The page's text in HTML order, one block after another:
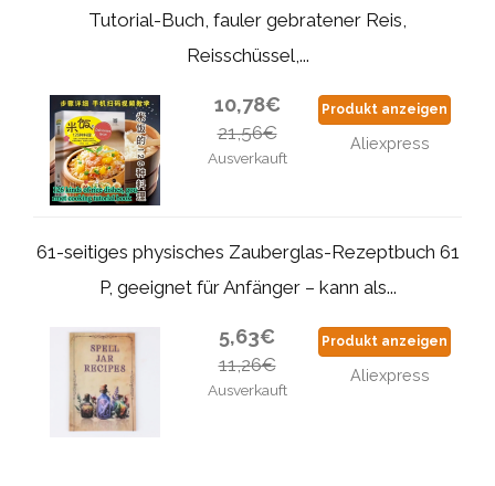
Tutorial-Buch, fauler gebratener Reis,
Reisschüssel,...
10,78€
21,56€
Ausverkauft
Produkt anzeigen
Aliexpress
61-seitiges physisches Zauberglas-Rezeptbuch 61
P, geeignet für Anfänger – kann als...
5,63€
11,26€
Ausverkauft
Produkt anzeigen
Aliexpress